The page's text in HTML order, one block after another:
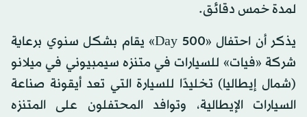
لمدة خمس دقائق.
يذكر أن احتفال «500 Day» يقام بشكل سنوي برعاية
شركة «فيات» للسيارات في متنزه سيمبيوني في ميلانو
(شمال إيطاليا) تخليدًا للسيارة التي تعد أيقونة صناعة
السيارات الإيطالية، وتوافد المحتفلون على المتنزه